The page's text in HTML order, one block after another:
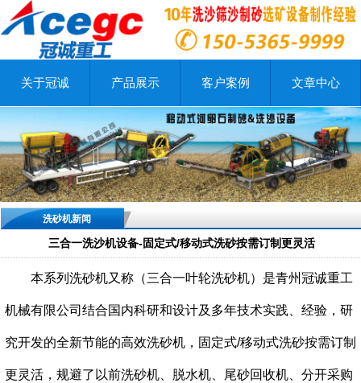
关于冠诚 产品展示 客户案例 文章中心
洗砂机新闻
三合一洗沙机设备-固定式/移动式洗砂按需订制更灵活
本系列洗砂机又称（三合一叶轮洗砂机）是青州冠诚重工
机械有限公司结合国内科研和设计及多年技术实践、经验，研
究开发的全新节能的高效洗砂机，固定式/移动式洗砂按需订制
更灵活，规避了以前洗砂机、脱水机、尾砂回收机、分开采购